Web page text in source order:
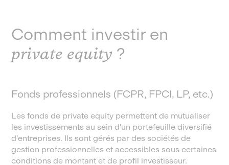
Comment investir en
private equity ?
Fonds professionnels (FCPR, FPCI, LP, etc.)
Les fonds de private equity permettent de mutualiser
les investissements au sein d'un portefeuille diversifié
d'entreprises. Ils sont gérés par des sociétés de
gestion professionnelles et accessibles sous certaines
conditions de montant et de profil investisseur.